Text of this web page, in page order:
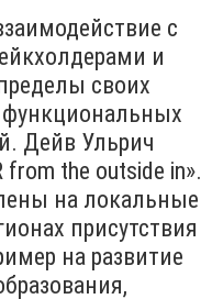
с
и
своих
Дейв Ульрич
from the outside in».
на локальные
присутствия
на развитие